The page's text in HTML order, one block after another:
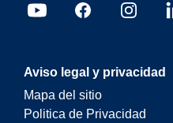
Aviso legal y privacidad
Mapa del sitio
Politica de Privacidad